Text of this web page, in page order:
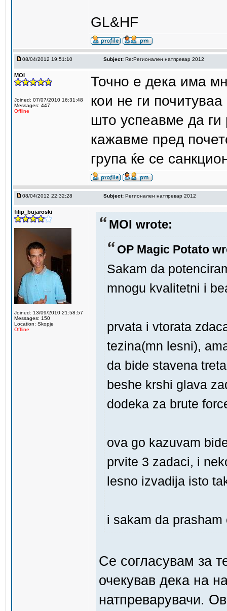
GL&HF
08/04/2012 19:51:10 Subject: Re:Регионален натпревар 2012
MOI
Joined: 07/07/2010 16:31:48
Messages: 447
Offline
Точно е дека има
кои не ги
што успеавме да ги
кажавме пред
група ќе се
08/04/2012 22:32:28 Subject: Регионален натпревар 2012
filip_bujaroski
Joined: 13/09/2010 21:58:57
Messages: 150
Location: Skopje
Offline
MOI wrote:
OP Magic Potato
Sakam da
mnogu kvalitetni i
prvata i vtorata
tezina(mn lesni),
da bide stavena
beshe krshi glava
dodeka za brute
ova go kazuvam
prvite 3 zadaci, i
lesno izvadija isto
i sakam da
Се согласувам за
очекував дека на
натпреварувачи.